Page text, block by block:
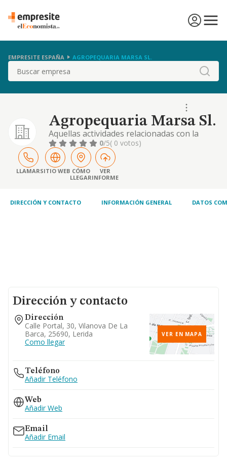
EMPRESITE ESPAÑA AGROPEQUARIA MARSA SL.
Buscar
Agropequaria Marsa Sl.
Aquellas actividades relacionadas con la
agricultura, así como con el engorde de
porcino y aviario
0/5( 0 votos)
LLAMARSITIO WEB CÓMO
LLEGAR
VER
INFORME
DIRECCIÓN Y CONTACTO INFORMACIÓN GENERAL DATOS
Dirección y contacto
Dirección
Calle Portal, 30, Vilanova De La
Barca, 25690, Lerida
Como llegar
VER EN MAPA
Teléfono
Añadir Teléfono
Web
Añadir Web
Email
Añadir Email